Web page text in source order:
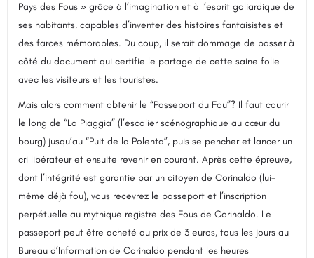
Pays des Fous » grâce à l’imagination et à l’esprit goliardique de
ses habitants, capables d’inventer des histoires fantaisistes et
des farces mémorables. Du coup, il serait dommage de passer à
côté du document qui certifie le partage de cette saine folie
avec les visiteurs et les touristes.
Mais alors comment obtenir le “Passeport du Fou”? Il faut courir
le long de “La Piaggia” (l’escalier scénographique au cœur du
bourg) jusqu’au “Puit de la Polenta”, puis se pencher et lancer un
cri libérateur et ensuite revenir en courant. Après cette épreuve,
dont l’intégrité est garantie par un citoyen de Corinaldo (lui-
même déjà fou), vous recevrez le passeport et l’inscription
perpétuelle au mythique registre des Fous de Corinaldo. Le
passeport peut être acheté au prix de 3 euros, tous les jours au
Bureau d’Information de Corinaldo pendant les heures